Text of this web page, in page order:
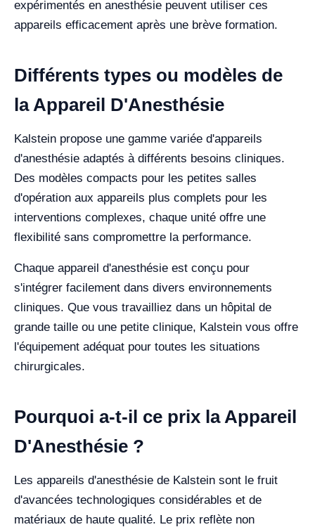
expérimentés en anesthésie peuvent utiliser ces
appareils efficacement après une brève formation.
Différents types ou modèles de
la Appareil D'Anesthésie
Kalstein propose une gamme variée d'appareils
d'anesthésie adaptés à différents besoins cliniques.
Des modèles compacts pour les petites salles
d'opération aux appareils plus complets pour les
interventions complexes, chaque unité offre une
flexibilité sans compromettre la performance.
Chaque appareil d'anesthésie est conçu pour
s'intégrer facilement dans divers environnements
cliniques. Que vous travailliez dans un hôpital de
grande taille ou une petite clinique, Kalstein vous offre
l'équipement adéquat pour toutes les situations
chirurgicales.
Pourquoi a-t-il ce prix la Appareil
D'Anesthésie ?
Les appareils d'anesthésie de Kalstein sont le fruit
d'avancées technologiques considérables et de
matériaux de haute qualité. Le prix reflète non